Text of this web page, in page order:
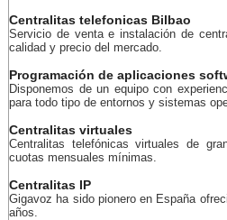
Centralitas telefonicas Bilbao
Servicio de venta e instalación de
calidad y precio del mercado.
Programación de aplicaciones
Disponemos de un equipo con
para todo tipo de entornos y sistemas
Centralitas virtuales
Centralitas telefónicas virtuales de
cuotas mensuales mínimas.
Centralitas IP
Gigavoz ha sido pionero en España
años.